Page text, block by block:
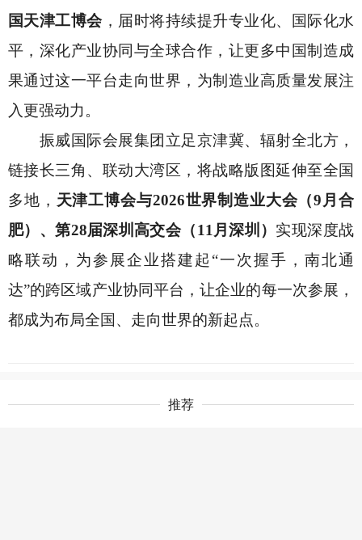
国天津工博会，届时将持续提升专业化、国际化水
平，深化产业协同与全球合作，让更多中国制造成
果通过这一平台走向世界，为制造业高质量发展注
入更强动力。
振威国际会展集团立足京津冀、辐射全北方，
链接长三角、联动大湾区，将战略版图延伸至全国
多地， 天津工博会与2026世界制造业大会（9月合
肥）、第28届深圳高交会（11月深圳） 实现深度战
略联动，为参展企业搭建起 “一次握手，南北通
达”的跨区域产业协同平台，让企业的每一次参展，
都成为布局全国、走向世界的新起点。
推荐